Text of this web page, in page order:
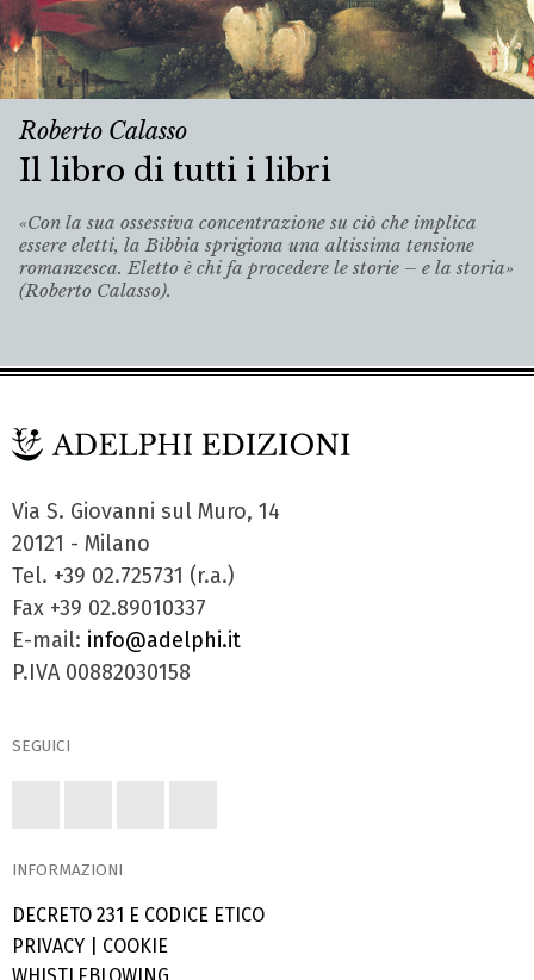
Roberto Calasso
Il libro di tutti i libri
«Con la sua ossessiva concentrazione su ciò che implica
essere eletti, la Bibbia sprigiona una altissima tensione
romanzesca. Eletto è chi fa procedere le storie – e la storia»
(Roberto Calasso).
Via S. Giovanni sul Muro, 14
20121 - Milano
Tel. +39 02.725731 (r.a.)
Fax +39 02.89010337
E-mail: info@adelphi.it
P.IVA 00882030158
SEGUICI
INFORMAZIONI
DECRETO 231 E CODICE ETICO
PRIVACY
COOKIE